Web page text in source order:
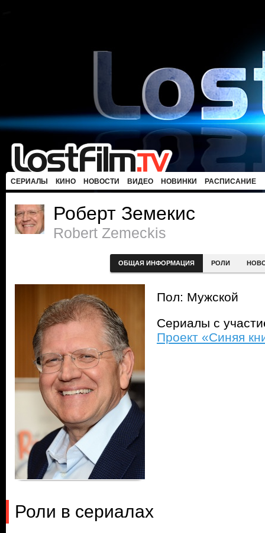
СЕРИАЛЫ КИНО НОВОСТИ ВИДЕО НОВИНКИ РАСПИСАНИЕ
Роберт Земекис
Robert Zemeckis
ОБЩАЯ ИНФОРМАЦИЯ РОЛИ
Пол: Мужской
Сериалы с
Проект «Синяя
Роли в сериалах